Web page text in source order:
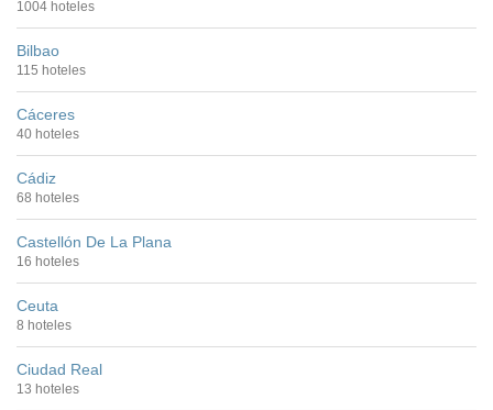
1004 hoteles
Bilbao
115 hoteles
Cáceres
40 hoteles
Cádiz
68 hoteles
Castellón De La Plana
16 hoteles
Ceuta
8 hoteles
Ciudad Real
13 hoteles